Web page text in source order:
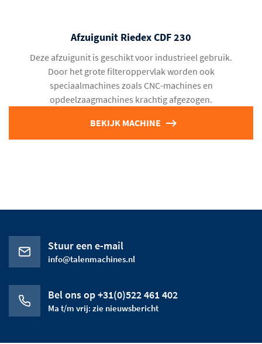
Afzuigunit Riedex CDF 230
Deze afzuigunit is geschikt voor industrieel gebruik.
Door het grote filteroppervlak worden ook
speciaalmachines zoals CNC-machines en
opdeelzaagmachines krachtig afgezogen.
BEKIJK MACHINE
Stuur een e-mail
info@talenmachines.nl
Bel ons op +31(0)522 461 402
Ma t/m vrij: zie nieuwsbericht